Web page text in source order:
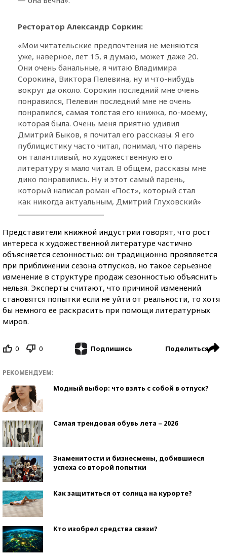
Ресторатор Александр Соркин:
«Мои читательские предпочтения не меняются
уже, наверное, лет 15, я думаю, может даже 20.
Они очень банальные, я читаю Владимира
Сорокина, Виктора Пелевина, ну и что-нибудь
вокруг да около. Сорокин последний мне очень
понравился, Пелевин последний мне не очень
понравился, самая толстая его книжка, по-моему,
которая была. Очень меня приятно удивил
Дмитрий Быков, я почитал его рассказы. Я его
публицистику часто читал, понимал, что парень
он талантливый, но художественную его
литературу я мало читал. В общем, рассказы мне
дико понравились. Ну и этот самый парень,
который написал роман «Пост», который стал
как никогда актуальным, Дмитрий Глуховский»
Представители книжной индустрии говорят, что рост
интереса к художественной литературе частично
объясняется сезонностью: он традиционно проявляется
при приближении сезона отпусков, но такое серьезное
изменение в структуре продаж сезонностью объяснить
нельзя. Эксперты считают, что причиной изменений
становятся попытки если не уйти от реальности, то хотя
бы немного ее раскрасить при помощи литературных
миров.
0 0 Подпишись Поделиться
РЕКОМЕНДУЕМ:
Модный выбор: что взять с собой в отпуск?
Самая трендовая обувь лета – 2026
Знаменитости и бизнесмены, добившиеся
успеха со второй попытки
Как защититься от солнца на курорте?
Кто изобрел средства связи?